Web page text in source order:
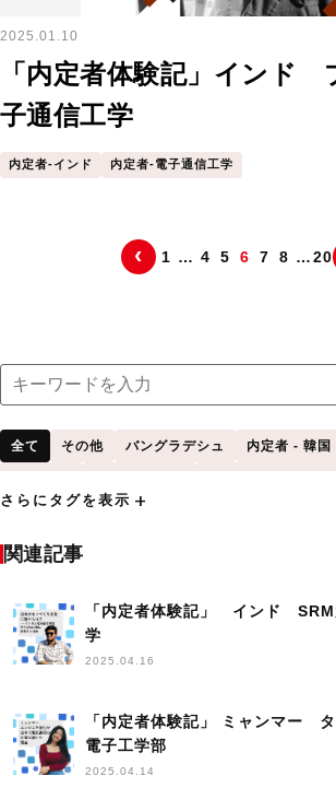
2025.01.10
「内定者体験記」イン
子通信工学
内定者-インド 内定者-電子通信工学
‹ 1 … 4 5 6 7 8 …20
全て その他 バングラデシュ 内定者 - 韓国
内定者-コンピューターサイエンス
内定者-その他の学部
内定者-中国 内定者-台湾 内定者-土木工学
内定者-経営管理
さらにタグを表示 add
関連記事
「内定者体験記」 インド
学
2025.04.16
「内定者体験記」 ミャンマー
電子工学部
2025.04.14